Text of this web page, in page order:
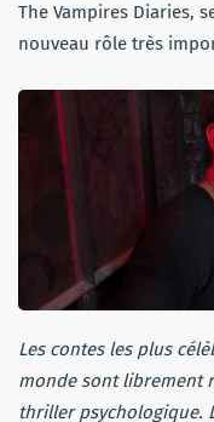
The Vampires Diaries,
nouveau rôle très
Les contes les plus
monde sont librement
thriller psychologique.